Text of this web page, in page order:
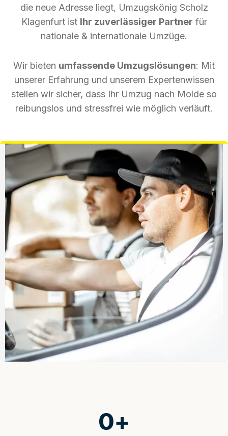
die neue Adresse liegt, Umzugskönig Scholz
Klagenfurt ist Ihr zuverlässiger Partner für
nationale & internationale Umzüge.
Wir bieten umfassende Umzugslösungen: Mit
unserer Erfahrung und unserem Expertenwissen
stellen wir sicher, dass Ihr Umzug nach Molde so
reibungslos und stressfrei wie möglich verläuft.
0+